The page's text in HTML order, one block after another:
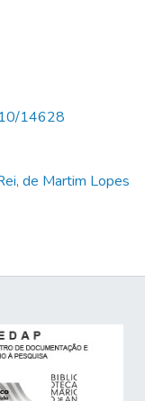
14628
de Martim Lopes